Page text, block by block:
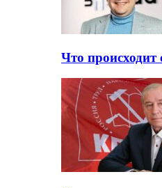
Что происходит